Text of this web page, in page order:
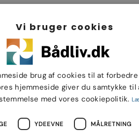
båd til dig, der ønsker en kombination
Vi bruger cookies
brug af cookies til at
hjemmeside giver du samtykke til
med vores cookiepolitik.
YDEEVNE MÅLRETNING